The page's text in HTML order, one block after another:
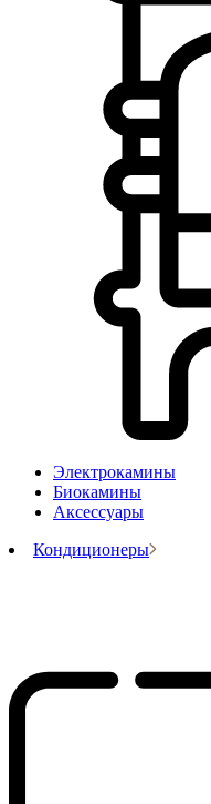
Электрокамины
Биокамины
Аксессуары
Кондиционеры